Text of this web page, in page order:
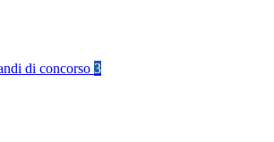
di concorso 3